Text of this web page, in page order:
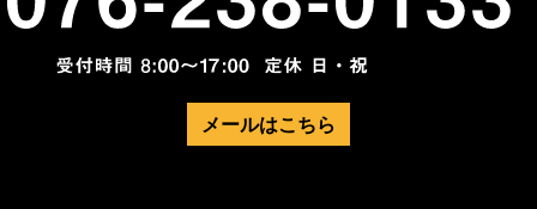
メールはこちら